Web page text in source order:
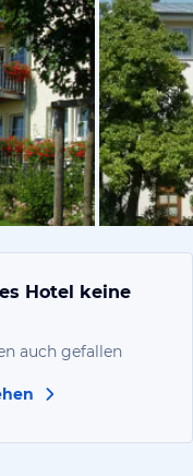
vom
Hotel keine
auch gefallen